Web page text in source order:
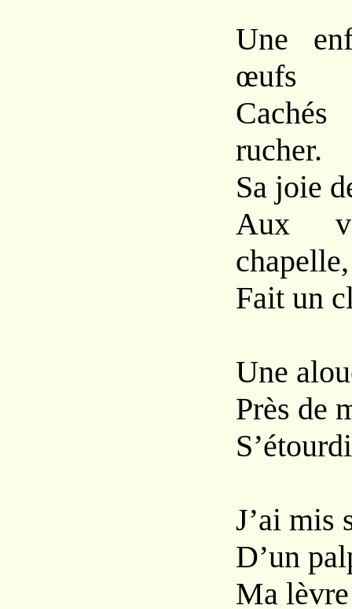
Une
œufs
rucher.
Sa joie
Aux
chapelle,
Fait un
Une
Près de
J’ai mis
D’un
Ma